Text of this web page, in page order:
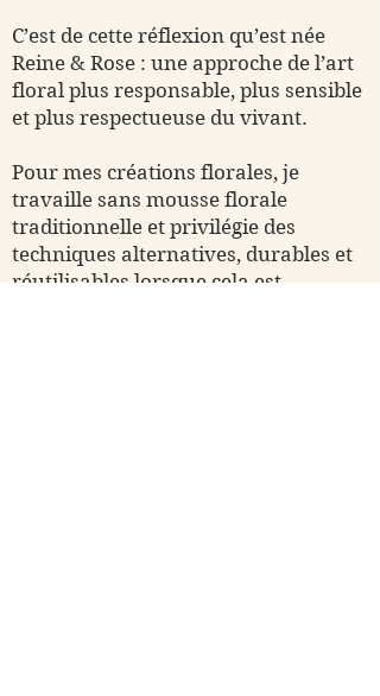
C’est de cette réflexion qu’est née
Reine & Rose : une approche de l’art
floral plus responsable, plus sensible
et plus respectueuse du vivant.
Pour mes créations florales, je
travaille sans mousse florale
traditionnelle et privilégie des
techniques alternatives, durables et
réutilisables lorsque cela est